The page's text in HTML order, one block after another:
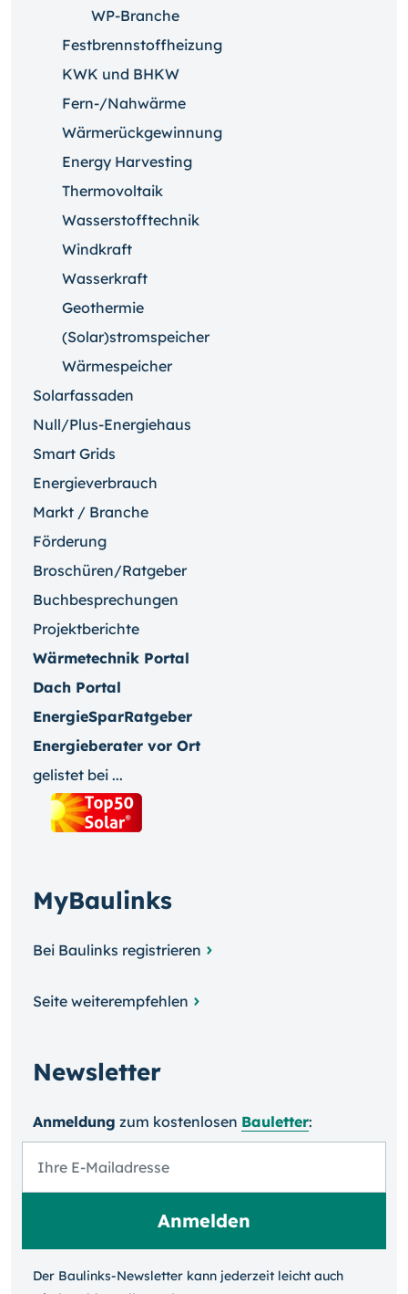
WP-Branche
Festbrennstoffheizung
KWK und BHKW
Fern-/Nahwärme
Wärmerückgewinnung
Energy Harvesting
Thermovoltaik
Wasserstofftechnik
Windkraft
Wasserkraft
Geothermie
(Solar)stromspeicher
Wärmespeicher
Solarfassaden
Null/Plus-Energiehaus
Smart Grids
Energieverbrauch
Markt / Branche
Förderung
Broschüren/Ratgeber
Buchbesprechungen
Projektberichte
Wärmetechnik Portal
Dach Portal
EnergieSparRatgeber
Energieberater vor Ort
gelistet bei ...
MyBaulinks
Bei Baulinks registrieren
Seite weiterempfehlen
Newsletter
Anmeldung zum kosten­losen Bauletter:
Der Baulinks-Newsletter kann jeder­zeit leicht auch